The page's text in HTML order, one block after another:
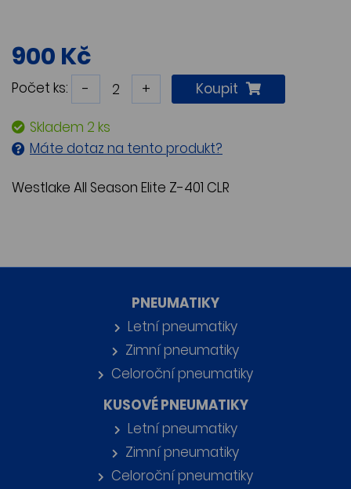
900 Kč
Počet ks: - + Koupit
Skladem 2 ks
Máte dotaz na tento produkt?
Westlake All Season Elite Z-401 CLR
PNEUMATIKY
Letní pneumatiky
Zimní pneumatiky
Celoroční pneumatiky
KUSOVÉ PNEUMATIKY
Letní pneumatiky
Zimní pneumatiky
Celoroční pneumatiky